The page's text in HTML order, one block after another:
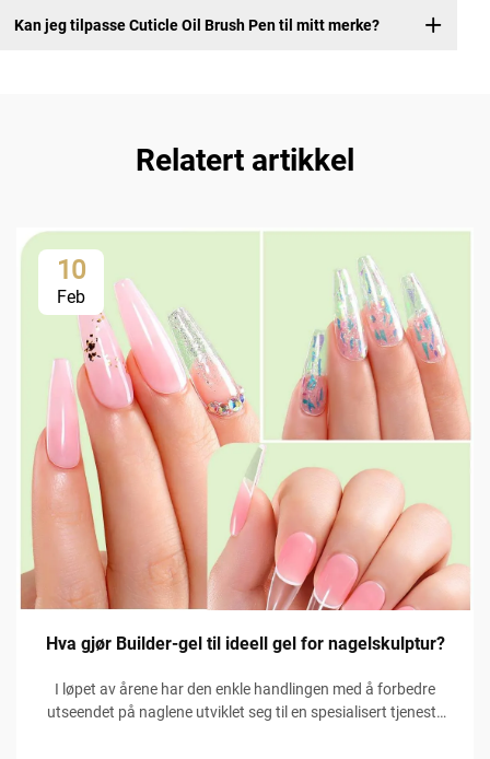
Kan jeg tilpasse Cuticle Oil Brush Pen til mitt merke?
Relatert artikkel
10
Feb
Hva gjør Builder-gel til ideell gel for nagelskulptur?
I løpet av årene har den enkle handlingen med å forbedre
utseendet på naglene utviklet seg til en spesialisert tjeneste